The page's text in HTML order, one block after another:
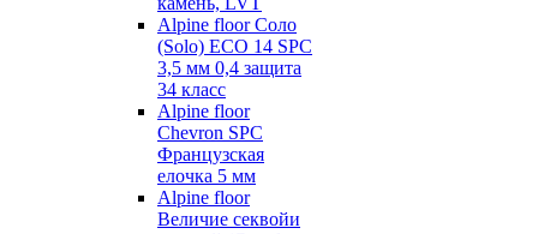
Alpine floor Соло
(Solo) ECO 14 SPC
3,5 мм 0,4 защита
34 класс
Alpine floor
Chevron SPC
Французская
елочка 5 мм
Alpine floor
Величие секвойи